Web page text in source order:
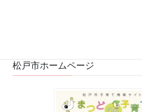
松戸市ホームページ